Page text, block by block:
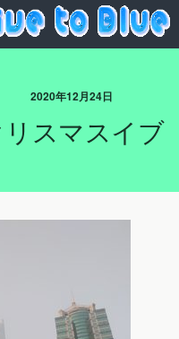
2020年12月24日
リスマスイブ